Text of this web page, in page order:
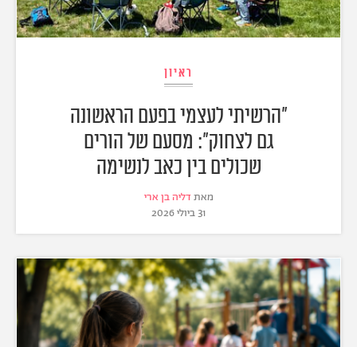
ראיון
"הרשיתי לעצמי בפעם הראשונה
גם לצחוק": מסעם של הורים
שכולים בין כאב לנשימה
מאת דליה בן ארי
31 ביולי 2026